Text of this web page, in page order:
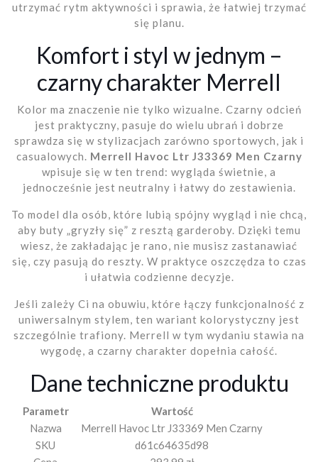
utrzymać rytm aktywności i sprawia, że łatwiej trzymać
się planu.
Komfort i styl w jednym –
czarny charakter Merrell
Kolor ma znaczenie nie tylko wizualne. Czarny odcień
jest praktyczny, pasuje do wielu ubrań i dobrze
sprawdza się w stylizacjach zarówno sportowych, jak i
casualowych. Merrell Havoc Ltr J33369 Men Czarny
wpisuje się w ten trend: wygląda świetnie, a
jednocześnie jest neutralny i łatwy do zestawienia.
To model dla osób, które lubią spójny wygląd i nie chcą,
aby buty „gryzły się” z resztą garderoby. Dzięki temu
wiesz, że zakładając je rano, nie musisz zastanawiać
się, czy pasują do reszty. W praktyce oszczędza to czas
i ułatwia codzienne decyzje.
Jeśli zależy Ci na obuwiu, które łączy funkcjonalność z
uniwersalnym stylem, ten wariant kolorystyczny jest
szczególnie trafiony. Merrell w tym wydaniu stawia na
wygodę, a czarny charakter dopełnia całość.
Dane techniczne produktu
Parametr
Wartość
Nazwa
Merrell Havoc Ltr J33369 Men Czarny
SKU
d61c64635d98